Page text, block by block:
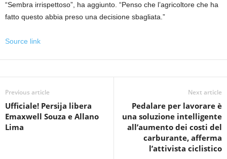
“Sembra irrispettoso”, ha aggiunto. “Penso che l’agricoltore che ha
fatto questo abbia preso una decisione sbagliata.”
Source link
Previous article
Ufficiale! Persija libera
Emaxwell Souza e Allano
Lima
Next article
Pedalare per lavorare è
una soluzione intelligente
all’aumento dei costi del
carburante, afferma
l’attivista ciclistico